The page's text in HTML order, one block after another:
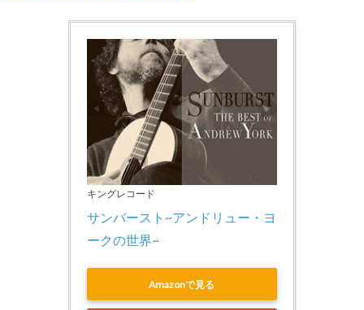
キングレコード
サンバースト~アンドリュー・ヨ
ークの世界~
Amazonで見る